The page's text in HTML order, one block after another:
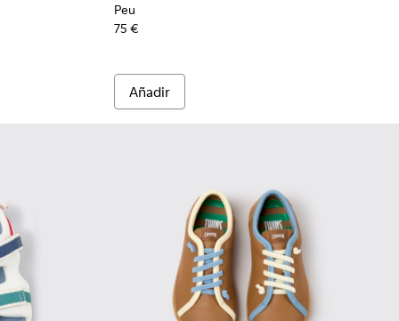
Peu
75 €
Añadir